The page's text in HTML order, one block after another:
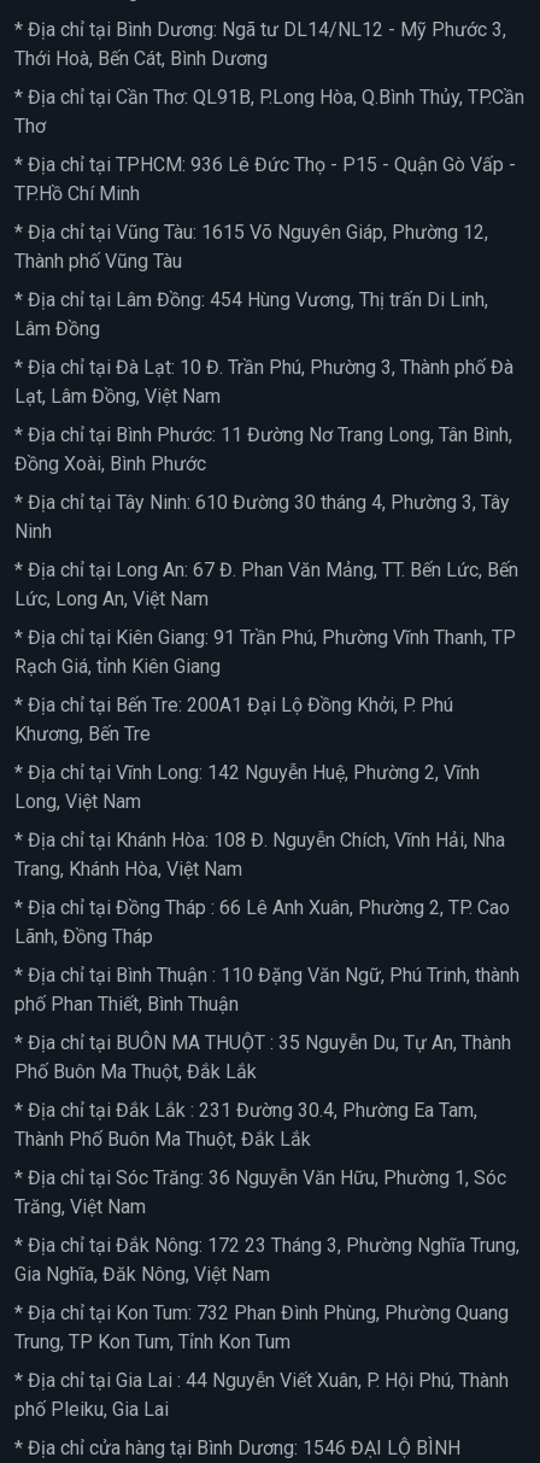
* Địa chỉ tại Bình Dương: Ngã tư DL14/NL12 - Mỹ Phước 3,
Thới Hoà, Bến Cát, Bình Dương
* Địa chỉ tại Cần Thơ: QL91B, P.Long Hòa, Q.Bình Thủy, TP.Cần
Thơ
* Địa chỉ tại TPHCM: 936 Lê Đức Thọ - P15 - Quận Gò Vấp -
TP.Hồ Chí Minh
* Địa chỉ tại Vũng Tàu: 1615 Võ Nguyên Giáp, Phường 12,
Thành phố Vũng Tàu
* Địa chỉ tại Lâm Đồng: 454 Hùng Vương, Thị trấn Di Linh,
Lâm Đồng
* Địa chỉ tại Đà Lạt: 10 Đ. Trần Phú, Phường 3, Thành phố Đà
Lạt, Lâm Đồng, Việt Nam
* Địa chỉ tại Bình Phước: 11 Đường Nơ Trang Long, Tân Bình,
Đồng Xoài, Bình Phước
* Địa chỉ tại Tây Ninh: 610 Đường 30 tháng 4, Phường 3, Tây
Ninh
* Địa chỉ tại Long An: 67 Đ. Phan Văn Mảng, TT. Bến Lức, Bến
Lức, Long An, Việt Nam
* Địa chỉ tại Kiên Giang: 91 Trần Phú, Phường Vĩnh Thanh, TP
Rạch Giá, tỉnh Kiên Giang
* Địa chỉ tại Bến Tre: 200A1 Đại Lộ Đồng Khởi, P. Phú
Khương, Bến Tre
* Địa chỉ tại Vĩnh Long: 142 Nguyễn Huệ, Phường 2, Vĩnh
Long, Việt Nam
* Địa chỉ tại Khánh Hòa: 108 Đ. Nguyễn Chích, Vĩnh Hải, Nha
Trang, Khánh Hòa, Việt Nam
* Địa chỉ tại Đồng Tháp : 66 Lê Anh Xuân, Phường 2, TP. Cao
Lãnh, Đồng Tháp
* Địa chỉ tại Bình Thuận : 110 Đặng Văn Ngữ, Phú Trinh, thành
phố Phan Thiết, Bình Thuận
* Địa chỉ tại BUÔN MA THUỘT : 35 Nguyễn Du, Tự An, Thành
Phố Buôn Ma Thuột, Đắk Lắk
* Địa chỉ tại Đắk Lắk : 231 Đường 30.4, Phường Ea Tam,
Thành Phố Buôn Ma Thuột, Đắk Lắk
* Địa chỉ tại Sóc Trăng: 36 Nguyễn Văn Hữu, Phường 1, Sóc
Trăng, Việt Nam
* Địa chỉ tại Đắk Nông: 172 23 Tháng 3, Phường Nghĩa Trung,
Gia Nghĩa, Đăk Nông, Việt Nam
* Địa chỉ tại Kon Tum: 732 Phan Đình Phùng, Phường Quang
Trung, TP Kon Tum, Tỉnh Kon Tum
* Địa chỉ tại Gia Lai : 44 Nguyễn Viết Xuân, P. Hội Phú, Thành
phố Pleiku, Gia Lai
* Địa chỉ cửa hàng tại Bình Dương: 1546 ĐẠI LỘ BÌNH